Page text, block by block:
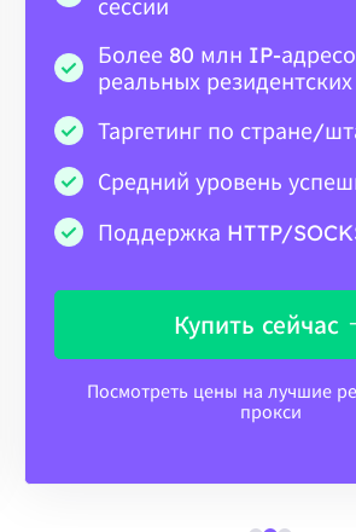
сессии
Более 80 млн IP-
реальных резидентских
Таргетинг по стране/
Средний уровень
Поддержка HTTP/
Купить сейчас
Посмотреть цены на лучшие
прокси